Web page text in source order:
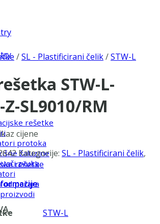
rešetke
protoka
žaluzine
zvuka
od požara
/SL - Plastificirani čelik/STW-L
STW-L-
SL9010/RM
cijene
Kategorije: SL - Plastificirani čelik,
rešetke
STW-L